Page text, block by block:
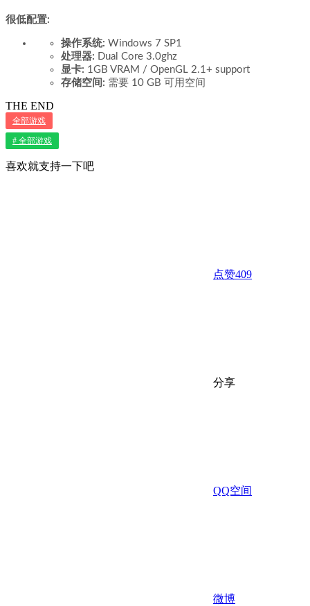
很低配置:
操作系统: Windows 7 SP1
处理器: Dual Core 3.0ghz
显卡: 1GB VRAM / OpenGL 2.1+ support
存储空间: 需要 10 GB 可用空间
THE END
全部游戏
# 全部游戏
喜欢就支持一下吧
点赞409
分享
QQ空间
微博